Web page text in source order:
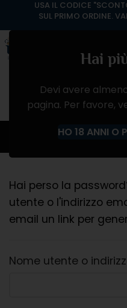
Hai
Devi avere
pagina. Per favore,
HO 18 ANNI O
Il mio
Hai perso la
utente o l'indirizzo
email un link per
Nome utente o
USA IL CODICE
SUL PRIMO ORDINE.